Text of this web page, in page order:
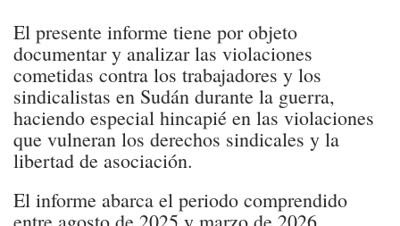
El presente informe tiene por objeto
documentar y analizar las violaciones
cometidas contra los trabajadores y los
sindicalistas en Sudán durante la guerra,
haciendo especial hincapié en las violaciones
que vulneran los derechos sindicales y la
libertad de asociación.
El informe abarca el periodo comprendido